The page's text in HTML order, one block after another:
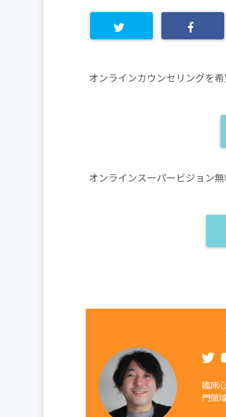
オンラインカウンセリングを
オンラインスーパービジョン
臨床
門領